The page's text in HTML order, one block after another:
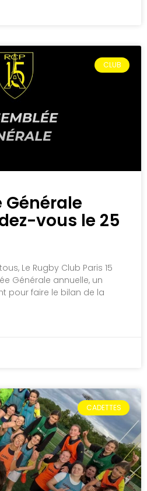
CLUB
vous le 25
Le Rugby Club Paris 15
Générale annuelle, un
pour faire le bilan de la
CADETTES